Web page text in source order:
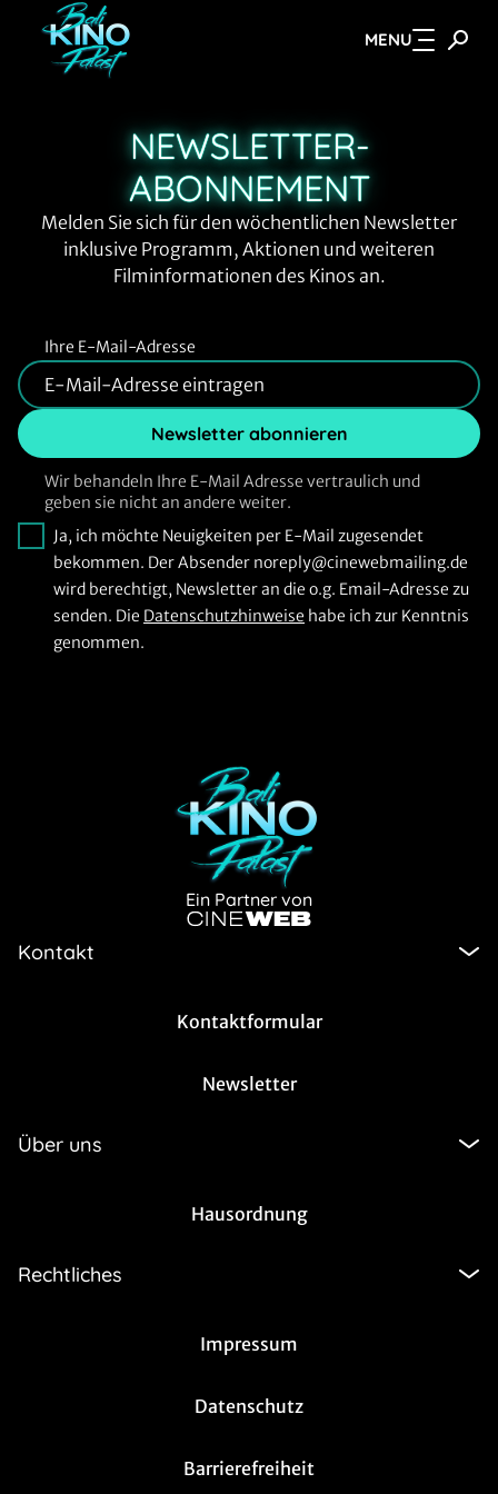
Zum Hauptinhalt springen MENU
NEWSLETTER-
ABONNEMENT
Melden Sie sich für den wöchentlichen Newsletter
inklusive Programm, Aktionen und weiteren
Filminformationen des Kinos an.
Ihre E-Mail-Adresse
Newsletter abonnieren
Wir behandeln Ihre E-Mail Adresse vertraulich und
geben sie nicht an andere weiter.
Ja, ich möchte Neuigkeiten per E-Mail zugesendet
bekommen. Der Absender noreply@cinewebmailing.de
wird berechtigt, Newsletter an die o.g. Email-Adresse zu
senden. Die Datenschutzhinweise habe ich zur Kenntnis
genommen.
Ein Partner von
Kontakt
Kontaktformular
Newsletter
Über uns
Hausordnung
Rechtliches
Impressum
Datenschutz
Barrierefreiheit